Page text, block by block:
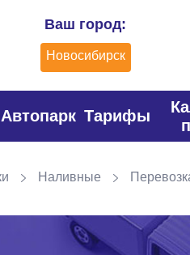
Ваш город:
Новосибирск
Автопарк Тарифы
Наливные